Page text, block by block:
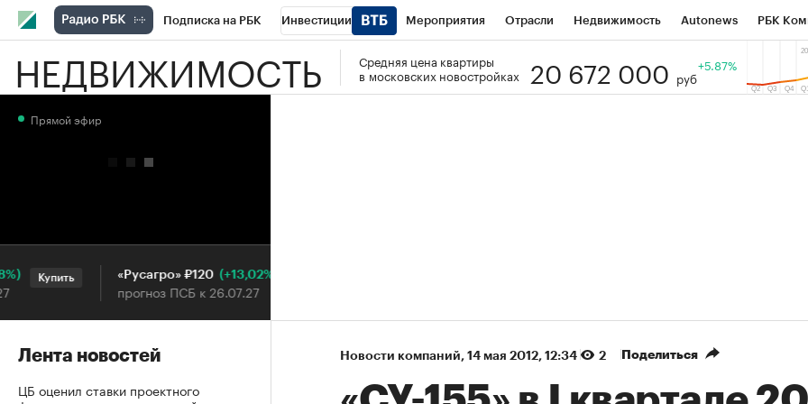
Подписка на РБК Инвестиции Мероприятия Отрасли Недвижимость Autonews РБК
РБК Вино Спорт Школа управления РБК РБК Образование Тренды
НЕДВИЖИМОСТЬ
Средняя цена квартиры
в московских новостройках
20 672 000 руб
+5.87%
Новости компаний⁠, 14 мая 2012, 12:34 2 Поделиться
Прямой эфир
Купить «Русагро» ₽120 (+13,02%)
прогноз ПСБ к 26.07.27
Лента новостей
ЦБ оценил ставки проектного